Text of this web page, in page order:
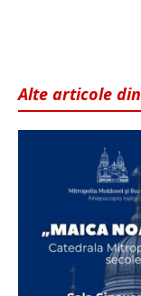
Alte articole